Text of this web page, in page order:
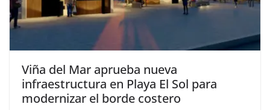
Viña del Mar aprueba nueva
infraestructura en Playa El Sol para
modernizar el borde costero